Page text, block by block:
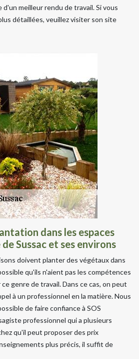
meilleur rendu de travail. Si vous
détaillées, veuillez visiter son site
dans les espaces
Sussac et ses environs
doivent planter des végétaux dans
qu'ils n'aient pas les compétences
genre de travail. Dans ce cas, on peut
à un professionnel en la matière. Nous
de faire confiance à SOS
professionnel qui a plusieurs
qu'il peut proposer des prix
plus précis, il suffit de